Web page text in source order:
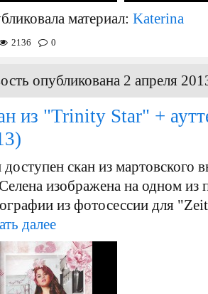
материал: Katerina
2136 0
опубликована 2 апреля
из "Trinity Star" +
скан из
изображена на одном из
из фотосессии для
далее